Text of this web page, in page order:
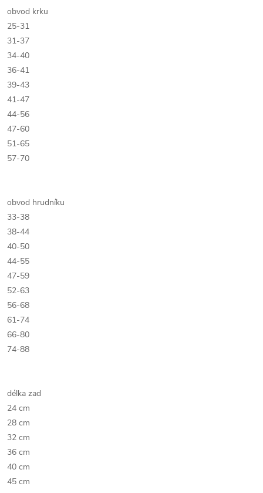
obvod krku
25-31
31-37
34-40
36-41
39-43
41-47
44-56
47-60
51-65
57-70
obvod hrudníku
33-38
38-44
40-50
44-55
47-59
52-63
56-68
61-74
66-80
74-88
délka zad
24 cm
28 cm
32 cm
36 cm
40 cm
45 cm